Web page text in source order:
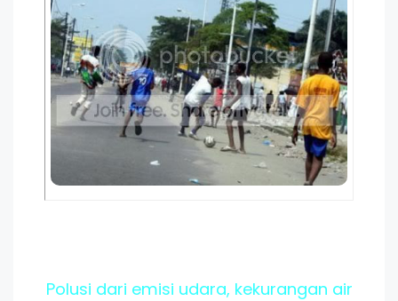
Polusi dari emisi udara, kekurangan air